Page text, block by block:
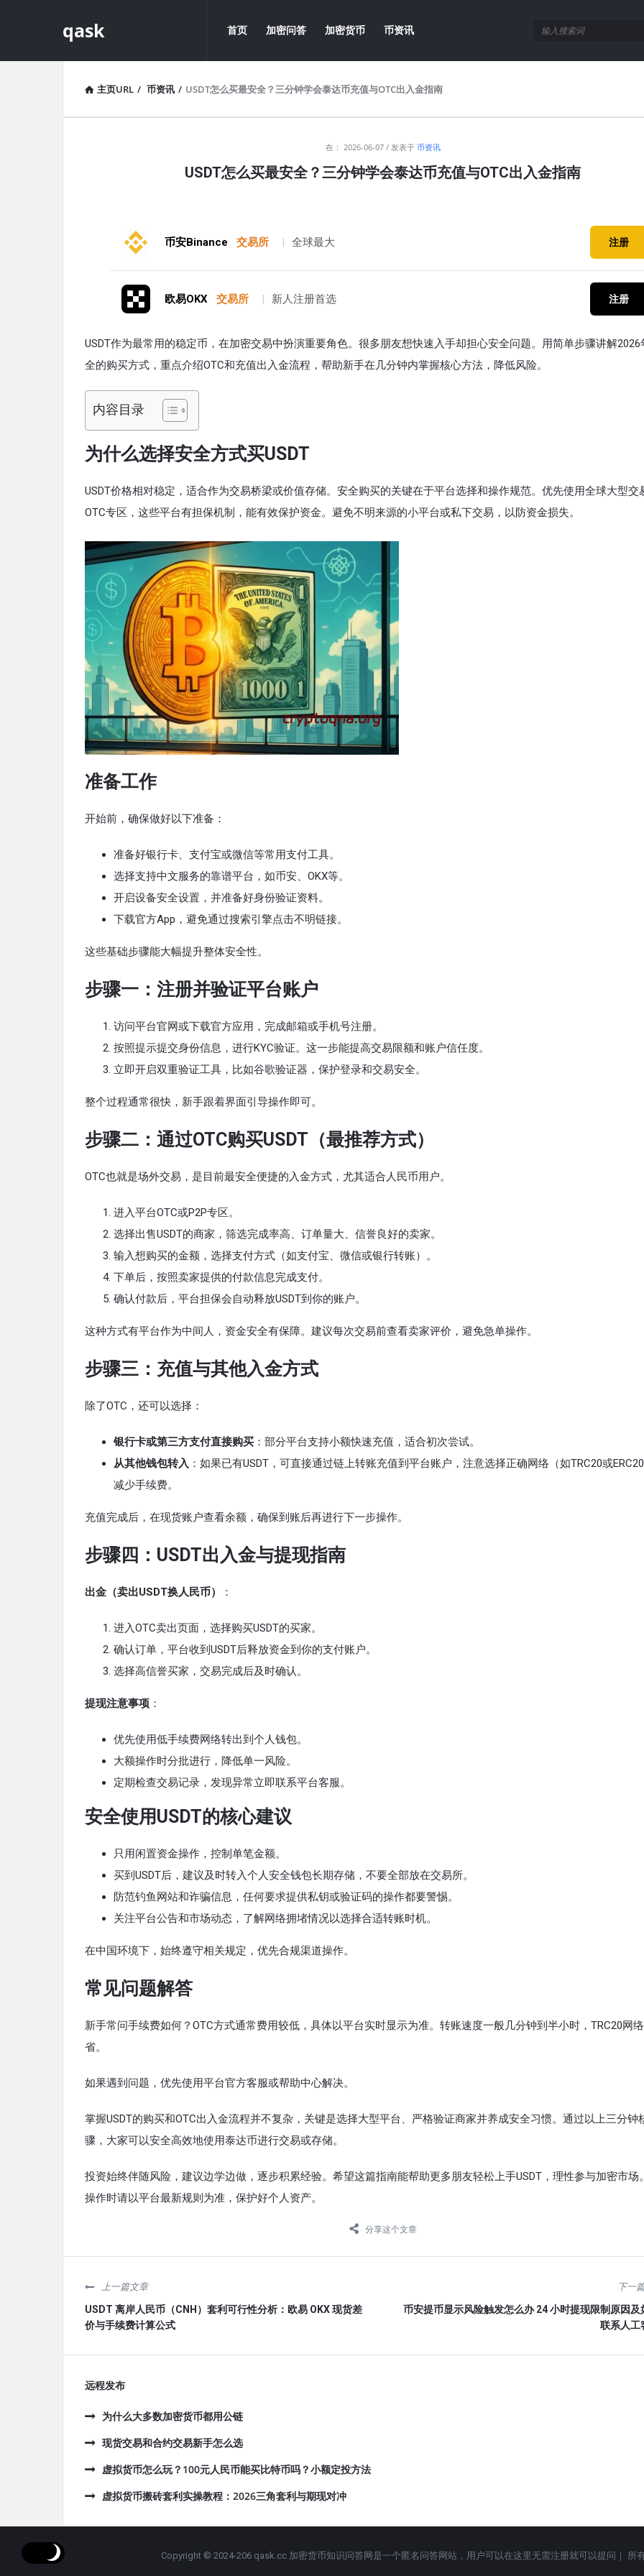
qask
导
航
首页 加密问答 加密货币 币资讯
主页URL / 币资讯 / USDT怎么买最安全？三分钟学会泰达币充值与OTC出入金指南
在： 2026-06-07 发表于 币资讯
USDT怎么买最安全？三分钟学会泰达币充值与OTC出入金指南
币安Binance 交易所 | 全球最大 注册
欧易OKX 交易所 | 新人注册首选 注册
USDT作为最常用的稳定币，在加密交易中扮演重要角色。很多朋友想快速入手却担心安全问题。用简单步骤讲解2026
全的购买方式，重点介绍OTC和充值出入金流程，帮助新手在几分钟内掌握核心方法，降低风险。
内容目录
为什么选择安全方式买USDT
USDT价格相对稳定，适合作为交易桥梁或价值存储。安全购买的关键在于平台选择和操作规范。优先使用全球大型交
OTC专区，这些平台有担保机制，能有效保护资金。避免不明来源的小平台或私下交易，以防资金损失。
准备工作
开始前，确保做好以下准备：
准备好银行卡、支付宝或微信等常用支付工具。
选择支持中文服务的靠谱平台，如币安、OKX等。
开启设备安全设置，并准备好身份验证资料。
下载官方App，避免通过搜索引擎点击不明链接。
这些基础步骤能大幅提升整体安全性。
步骤一：注册并验证平台账户
访问平台官网或下载官方应用，完成邮箱或手机号注册。
按照提示提交身份信息，进行KYC验证。这一步能提高交易限额和账户信任度。
立即开启双重验证工具，比如谷歌验证器，保护登录和交易安全。
整个过程通常很快，新手跟着界面引导操作即可。
步骤二：通过OTC购买USDT（最推荐方式）
OTC也就是场外交易，是目前最安全便捷的入金方式，尤其适合人民币用户。
进入平台OTC或P2P专区。
选择出售USDT的商家，筛选完成率高、订单量大、信誉良好的卖家。
输入想购买的金额，选择支付方式（如支付宝、微信或银行转账）。
下单后，按照卖家提供的付款信息完成支付。
确认付款后，平台担保会自动释放USDT到你的账户。
这种方式有平台作为中间人，资金安全有保障。建议每次交易前查看卖家评价，避免急单操作。
步骤三：充值与其他入金方式
除了OTC，还可以选择：
银行卡或第三方支付直接购买 ：部分平台支持小额快速充值，适合初次尝试。
从其他钱包转入 ：如果已有USDT，可直接通过链上转账充值到平台账户，注意选择正确网络（如TRC20或
减少手续费。
充值完成后，在现货账户查看余额，确保到账后再进行下一步操作。
步骤四：USDT出入金与提现指南
出金（卖出USDT换人民币） ：
进入OTC卖出页面，选择购买USDT的买家。
确认订单，平台收到USDT后释放资金到你的支付账户。
选择高信誉买家，交易完成后及时确认。
提现注意事项 ：
优先使用低手续费网络转出到个人钱包。
大额操作时分批进行，降低单一风险。
定期检查交易记录，发现异常立即联系平台客服。
安全使用USDT的核心建议
只用闲置资金操作，控制单笔金额。
买到USDT后，建议及时转入个人安全钱包长期存储，不要全部放在交易所。
防范钓鱼网站和诈骗信息，任何要求提供私钥或验证码的操作都要警惕。
关注平台公告和市场动态，了解网络拥堵情况以选择合适转账时机。
在中国环境下，始终遵守相关规定，优先合规渠道操作。
常见问题解答
新手常问手续费如何？OTC方式通常费用较低，具体以平台实时显示为准。转账速度一般几分钟到半小时，TRC20网
省。
如果遇到问题，优先使用平台官方客服或帮助中心解决。
掌握USDT的购买和OTC出入金流程并不复杂，关键是选择大型平台、严格验证商家并养成安全习惯。通过以上三分钟
骤，大家可以安全高效地使用泰达币进行交易或存储。
投资始终伴随风险，建议边学边做，逐步积累经验。希望这篇指南能帮助更多朋友轻松上手USDT，理性参与加密市场
操作时请以平台最新规则为准，保护好个人资产。
分享这个文章
上一篇文章
USDT 离岸人民币（CNH）套利可行性分析：欧易 OKX 现货差
价与手续费计算公式
下一
币安提币显示风险触发怎么办 24 小时提现限制原因及
联系人工
远程发布
为什么大多数加密货币都用公链
现货交易和合约交易新手怎么选
虚拟货币怎么玩？100元人民币能买比特币吗？小额定投方法
虚拟货币搬砖套利实操教程：2026三角套利与期现对冲
Copyright © 2024-206 qask.cc 加密货币知识问答网是一个匿名问答网站，用户可以在这里无需注册就可以提问｜ 所